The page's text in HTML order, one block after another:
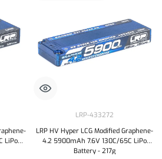
LiPo
LRP-433272
LRP HV Hyper LCG Modified Graphene-
4.2 5900mAh 7.6V 130C/65C LiPo
Battery - 217g